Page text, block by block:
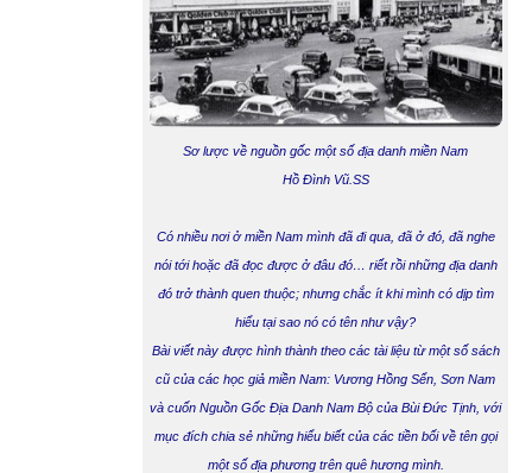
Sơ lược về nguồn gốc một số địa danh miền Nam
Hồ Đình Vũ.SS
Có nhiều nơi ở miền Nam mình đã đi qua, đã ở đó, đã nghe
nói tới hoặc đã đọc được ở đâu đó… riết rồi những địa danh
đó trở thành quen thuộc; nhưng chắc ít khi mình có dịp tìm
hiểu tại sao nó có tên như vậy?
Bài viết này được hình thành theo các tài liệu từ một số sách
cũ của các học giả miền Nam: Vương Hồng Sển, Sơn Nam
và cuốn Nguồn Gốc Địa Danh Nam Bộ của Bùi Đức Tịnh, với
mục đích chia sẻ những hiểu biết của các tiền bối về tên gọi
một số địa phương trên quê hương mình.